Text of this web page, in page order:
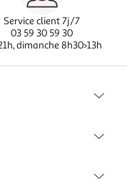
Service client 7j/7
03 59 30 59 30
dimanche 8h30>13h